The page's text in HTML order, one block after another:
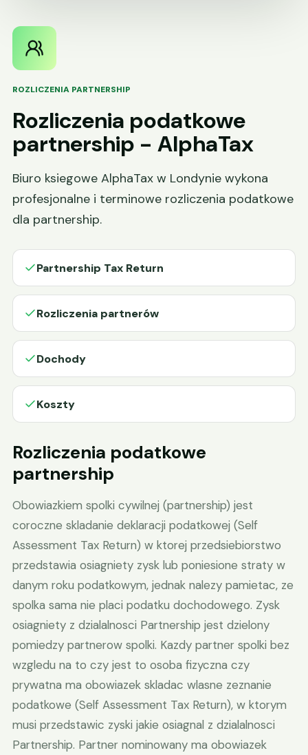
ROZLICZENIA PARTNERSHIP
Rozliczenia podatkowe
partnership - AlphaTax
Biuro ksiegowe AlphaTax w Londynie wykona
profesjonalne i terminowe rozliczenia podatkowe
dla partnership.
Partnership Tax Return
Rozliczenia partnerów
Dochody
Koszty
Rozliczenia podatkowe
partnership
Obowiazkiem spolki cywilnej (partnership) jest
coroczne skladanie deklaracji podatkowej (Self
Assessment Tax Return) w ktorej przedsiebiorstwo
przedstawia osiagniety zysk lub poniesione straty w
danym roku podatkowym, jednak nalezy pamietac, ze
spolka sama nie placi podatku dochodowego. Zysk
osiagniety z dzialalnosci Partnership jest dzielony
pomiedzy partnerow spolki. Kazdy partner spolki bez
wzgledu na to czy jest to osoba fizyczna czy
prywatna ma obowiazek skladac wlasne zeznanie
podatkowe (Self Assessment Tax Return), w ktorym
musi przedstawic zyski jakie osiagnal z dzialalnosci
Partnership. Partner nominowany ma obowiazek